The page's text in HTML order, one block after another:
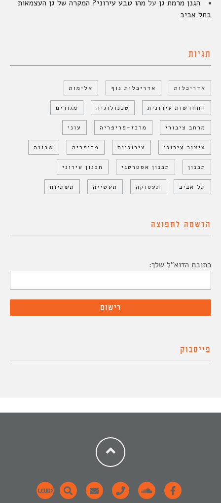
הגנן מרמת גן על מהו טבע עירוני? המקרה של גן העצמאות
בתל אביב
תגיות
אדריכלות אדריכלות נוף אלימות
התחדשות עירונית טכנולוגיה מגורים
מרחב ציבורי מרכז-פריפריה עוני
עיצוב עירוני עירוניות פריפריה שכונה
תכנון תכנון אסטרטגי תכנון עירוני
תל אביב תעסוקה תעשייה תשתיות
הרשמה לתפוצה
כתובת הדוא"ל שלך:
פייסבוק